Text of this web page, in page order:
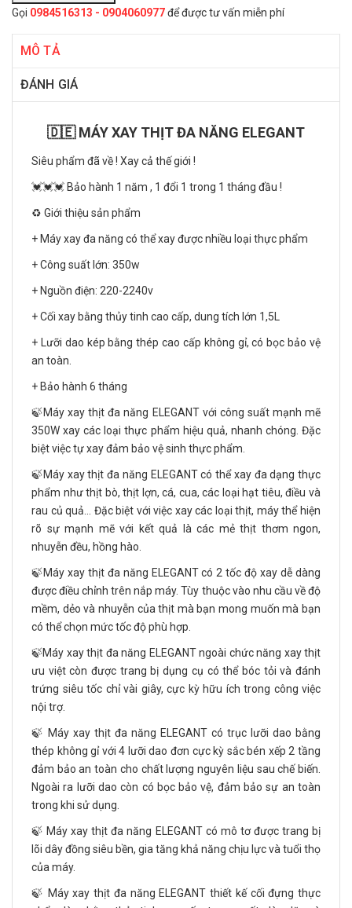
Gọi 0984516313 - 0904060977để được tư vấn miễn phí
MÔ TẢ
ĐÁNH GIÁ
🇩🇪 MÁY XAY THỊT ĐA NĂNG ELEGANT
Siêu phẩm đã về ! Xay cả thế giới !
💓💓💓 Bảo hành 1 năm , 1 đổi 1 trong 1 tháng đầu !
♻️ Giới thiệu sản phẩm
+ Máy xay đa năng có thể xay được nhiều loại thực phẩm
+ Công suất lớn: 350w
+ Nguồn điện: 220-2240v
+ Cối xay bằng thủy tinh cao cấp, dung tích lớn 1,5L
+ Lưỡi dao kép bằng thép cao cấp không gỉ, có bọc bảo vệ
an toàn.
+ Bảo hành 6 tháng
🍃Máy xay thịt đa năng ELEGANT với công suất mạnh mẽ
350W xay các loại thực phẩm hiệu quả, nhanh chóng. Đặc
biệt việc tự xay đảm bảo vệ sinh thực phẩm.
🍃Máy xay thịt đa năng ELEGANT có thể xay đa dạng thực
phẩm như thịt bò, thịt lợn, cá, cua, các loại hạt tiêu, điều và
rau củ quả... Đặc biệt với việc xay các loại thịt, máy thể hiện
rõ sự mạnh mẽ với kết quả là các mẻ thịt thơm ngon,
nhuyễn đều, hồng hào.
🍃Máy xay thịt đa năng ELEGANT có 2 tốc độ xay dễ dàng
được điều chỉnh trên nắp máy. Tùy thuộc vào nhu cầu về độ
mềm, dẻo và nhuyễn của thịt mà bạn mong muốn mà bạn
có thể chọn mức tốc độ phù hợp.
🍃Máy xay thịt đa năng ELEGANT ngoài chức năng xay thịt
ưu việt còn được trang bị dụng cụ có thể bóc tỏi và đánh
trứng siêu tốc chỉ vài giây, cực kỳ hữu ích trong công việc
nội trợ.
🍃 Máy xay thịt đa năng ELEGANT có trục lưỡi dao bằng
thép không gỉ với 4 lưỡi dao đơn cực kỳ sắc bén xếp 2 tầng
đảm bảo an toàn cho chất lượng nguyên liệu sau chế biến.
Ngoài ra lưỡi dao còn có bọc bảo vệ, đảm bảo sự an toàn
trong khi sử dụng.
🍃 Máy xay thịt đa năng ELEGANT có mô tơ được trang bị
lõi dây đồng siêu bền, gia tăng khả năng chịu lực và tuổi thọ
của máy.
🍃 Máy xay thịt đa năng ELEGANT thiết kế cối đựng thực